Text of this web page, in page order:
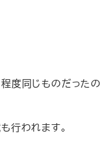
同じものだった
行われます。